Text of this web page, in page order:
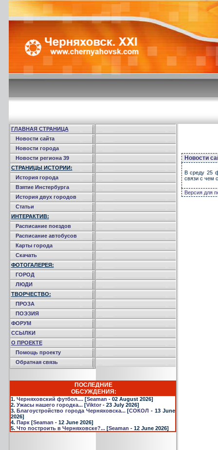
ГЛАВНАЯ СТРАНИЦА
Новости сайта
Новости города
Новости региона 39
СТРАНИЦЫ ИСТОРИИ:
История города
Взятие Инстербурга
История двух городов
Статьи
ИНТЕРАКТИВ:
Расписание поездов
Расписание автобусов
Карты города
Скачать
ФОТОГАЛЕРЕЯ:
ГОРОД
ЛЮДИ
ТВОРЧЕСТВО:
ПРОЗА
ПОЭЗИЯ
ФОРУМ
ССЫЛКИ
О ПРОЕКТЕ
Помощь проекту
Обратная связь
ПОСЛЕДНИЕ
ОБСУЖДЕНИЯ:
1. Черняховский футбол....[Seaman - 02 August 2026]
2. Ужасы нашего городка...[Viktor- 23 July 2026]
3.Благоустройство города Черняховска...[СОКОЛ - 13 June
2026]
4. Парк[Seaman - 12 June 2026]
5. Что построить в Черняховске?...[Seaman - 12 June 2026]
Новости
В среду 25
связи с чем
Версия для